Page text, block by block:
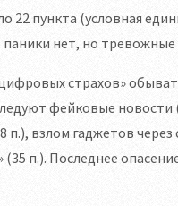
пункта (условная
нет, но
страхов»
фейковые новости
взлом гаджетов через
п.). Последнее